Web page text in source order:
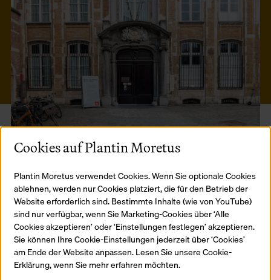
©
Vom 3. August bis zum 4. Dezember 2026 bleibt das Museum
Plantin-Moretus wegen notwendiger Renovierungsarbeiten
geschlossen. Bei dieser Gelegenheit erneuern wir auch unsere
Dauerausstellung.
Cookies auf Plantin Moretus
Plantin Moretus verwendet Cookies. Wenn Sie optionale Cookies
ablehnen, werden nur Cookies platziert, die für den Betrieb der
Website erforderlich sind. Bestimmte Inhalte (wie von YouTube)
sind nur verfügbar, wenn Sie Marketing-Cookies über ‘Alle
Cookies akzeptieren’ oder ‘Einstellungen festlegen’ akzeptieren.
Sie können Ihre Cookie-Einstellungen jederzeit über ‘Cookies’
am Ende der Website anpassen. Lesen Sie unsere Cookie-
Erklärung, wenn Sie mehr erfahren möchten.